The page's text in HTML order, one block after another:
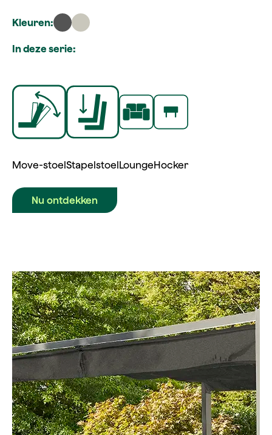
Kleuren:
In deze serie:
Move‑stoelStapelstoelLoungeHocker
Nu ontdekken